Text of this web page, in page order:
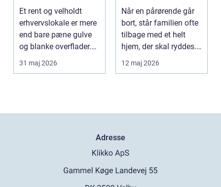
mere tid og bedre
arbejdsmiljø
Et rent og velholdt
erhvervslokale er mere
end bare pæne gulve
og blanke overflader.
Rengøringen påv...
31 maj 2026
effektiv proces
Når en pårørende går
bort, står familien ofte
tilbage med et helt
hjem, der skal ryddes.
Møbler, per...
12 maj 2026
Adresse